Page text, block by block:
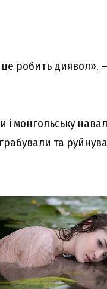
робить диявол»,
монгольську
та